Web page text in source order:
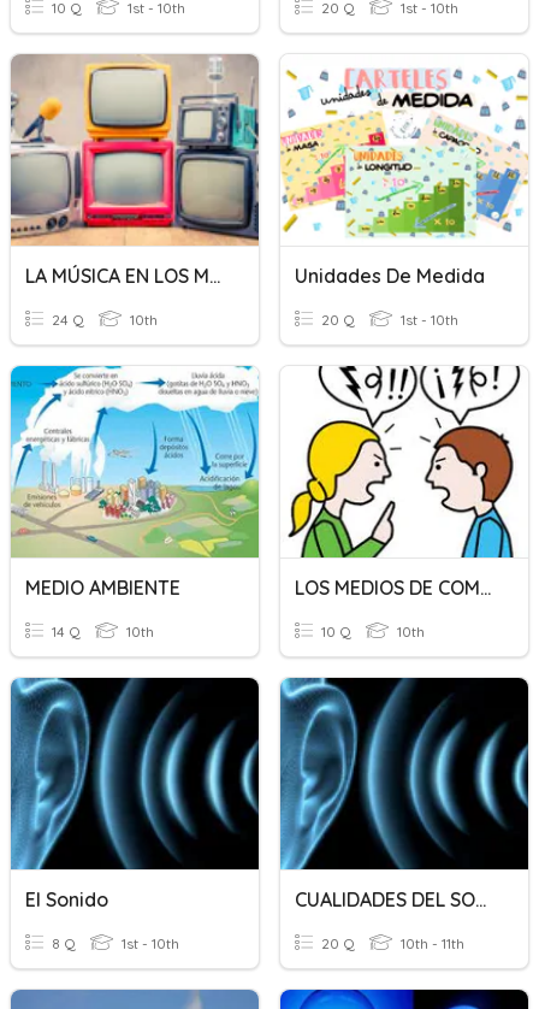
10 Q 1st - 10th 20 Q 1st - 10th
LA MÚSICA EN LOS MEDIOS DE COMUNICACIÓN: LA TELEVISIÓN
24 Q 10th
Unidades De Medida
20 Q 1st - 10th
MEDIO AMBIENTE
14 Q 10th
LOS MEDIOS DE COMUNICACIÓN
10 Q 10th
El Sonido
8 Q 1st - 10th
CUALIDADES DEL SONIDO
20 Q 10th - 11th